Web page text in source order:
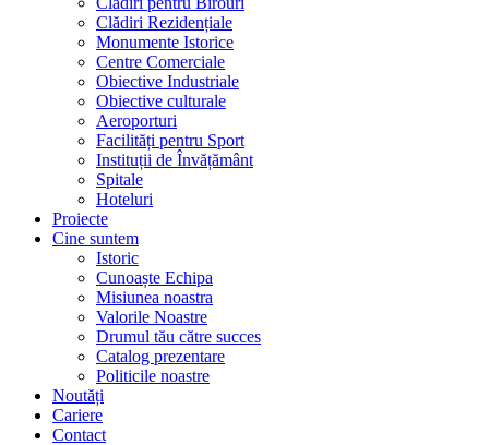
Clădiri Rezidențiale
Monumente Istorice
Centre Comerciale
Obiective Industriale
Obiective culturale
Aeroporturi
Facilități pentru Sport
Instituții de Învățământ
Spitale
Hoteluri
Proiecte
Cine suntem
Istoric
Cunoaște Echipa
Misiunea noastra
Valorile Noastre
Drumul tău către succes
Catalog prezentare
Politicile noastre
Noutăți
Cariere
Contact